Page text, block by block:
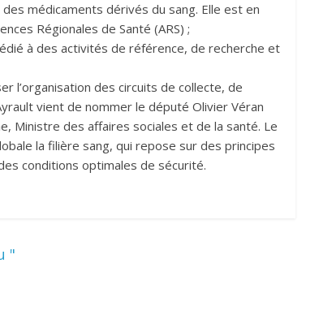
médicaments dérivés du sang. Elle est en
Régionales de Santé (ARS) ;
à des activités de référence, de recherche et
l’organisation des circuits de collecte, de
vient de nommer le député Olivier Véran
Ministre des affaires sociales et de la santé. Le
la filière sang, qui repose sur des principes
conditions optimales de sécurité.
"